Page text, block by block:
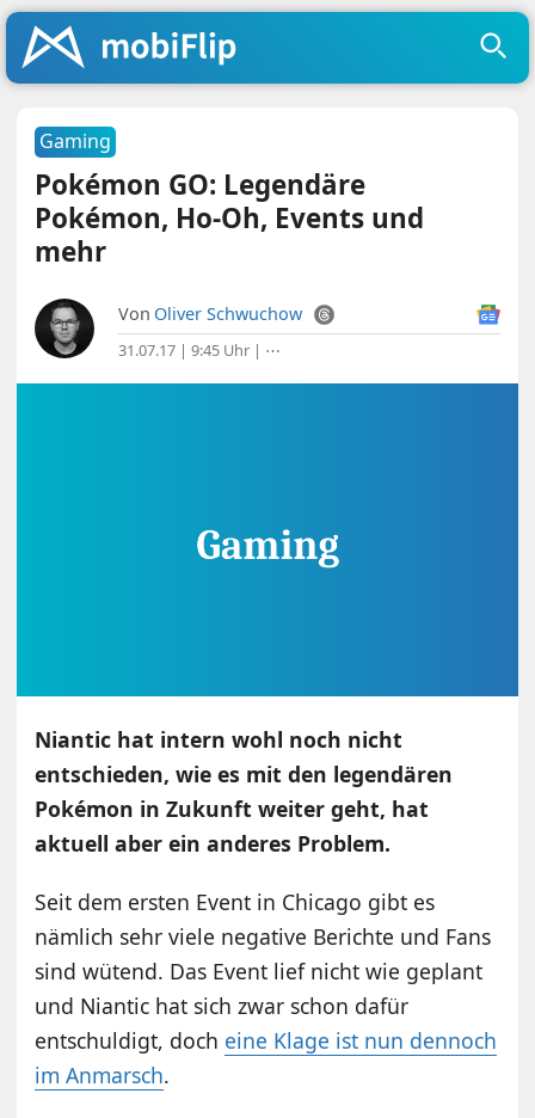
Gaming
Pokémon GO: Legendäre
Pokémon, Ho-Oh, Events und
mehr
Von Oliver Schwuchow
31.07.17 | 9:45 Uhr | ⋯
Niantic hat intern wohl noch nicht
entschieden, wie es mit den legendären
Pokémon in Zukunft weiter geht, hat
aktuell aber ein anderes Problem.
Seit dem ersten Event in Chicago gibt es
nämlich sehr viele negative Berichte und Fans
sind wütend. Das Event lief nicht wie geplant
und Niantic hat sich zwar schon dafür
entschuldigt, doch eine Klage ist nun dennoch
im Anmarsch.